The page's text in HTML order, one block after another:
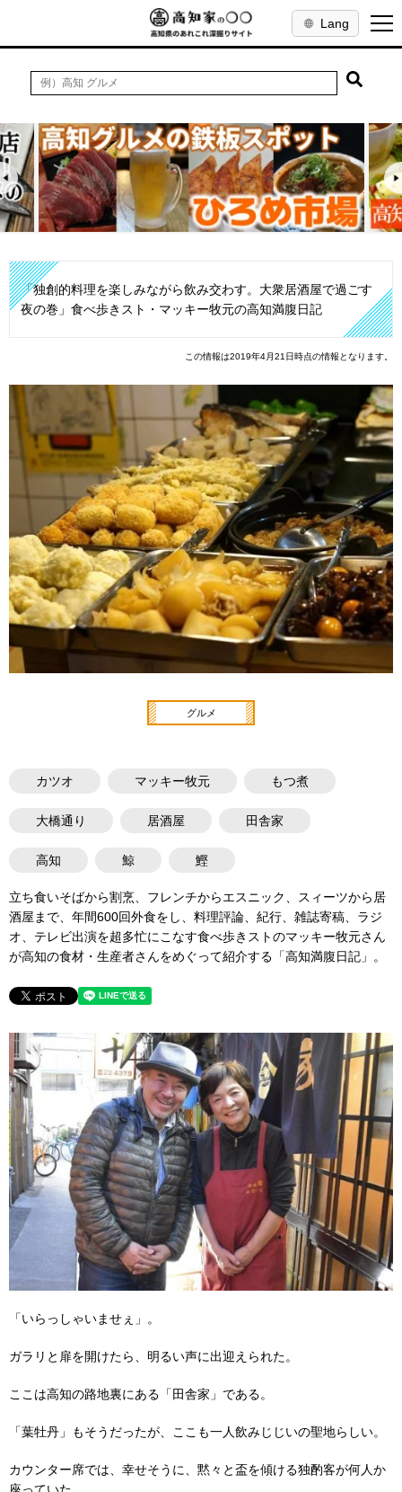
Lang
「独創的料理を楽しみながら飲み交わす。大衆居酒屋で過ごす
夜の巻」食べ歩きスト・マッキー牧元の高知満腹日記
この情報は2019年4月21日時点の情報となります。
グルメ
カツオ マッキー牧元 もつ煮
大橋通り 居酒屋 田舎家
高知 鯨 鰹
立ち食いそばから割烹、フレンチからエスニック、スィーツから居
酒屋まで、年間600回外食をし、料理評論、紀行、雑誌寄稿、ラジ
オ、テレビ出演を超多忙にこなす食べ歩きストのマッキー牧元さん
が高知の食材・生産者さんをめぐって紹介する「高知満腹日記」。
「いらっしゃいませぇ」。
ガラリと扉を開けたら、明るい声に出迎えられた。
ここは高知の路地裏にある「田舎家」である。
「葉牡丹」もそうだったが、ここも一人飲みじじいの聖地らしい。
カウンター席では、幸せそうに、黙々と盃を傾ける独酌客が何人か